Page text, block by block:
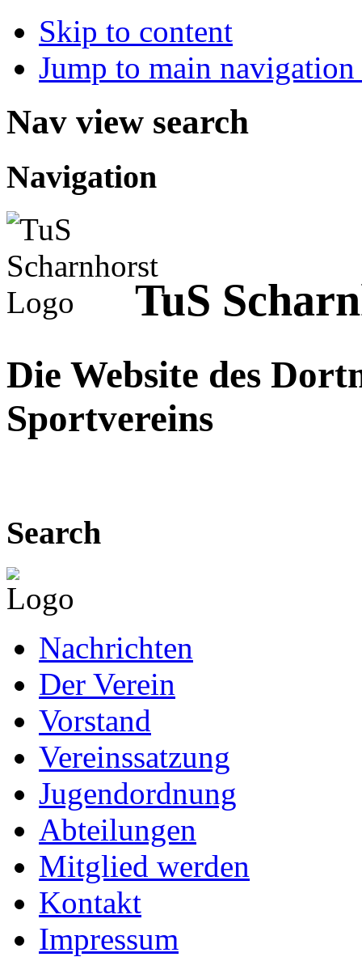
Skip to content
Jump to main
Nav view search
Navigation
TuS
Die Website des
Sportvereins
Search
Nachrichten
Der Verein
Vorstand
Vereinssatzung
Jugendordnung
Abteilungen
Mitglied werden
Kontakt
Impressum